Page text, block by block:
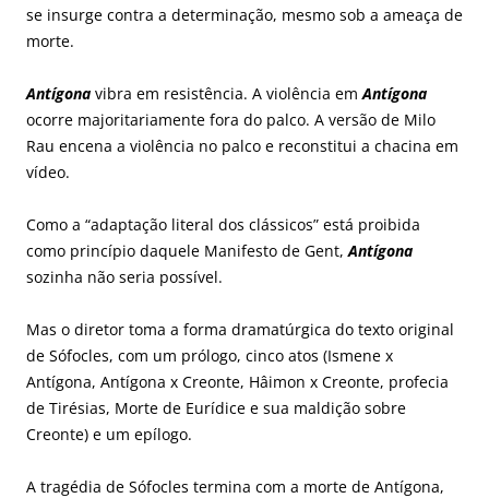
se insurge contra a determinação, mesmo sob a ameaça de
morte.
Antígona vibra em resistência. A violência emAntígona
ocorre majoritariamente fora do palco. A versão de Milo
Rau encena a violência no palco e reconstitui a chacina em
vídeo.
Como a “adaptação literal dos clássicos” está proibida
como princípio daquele Manifesto de Gent,Antígona
sozinha não seria possível.
Mas o diretor toma a forma dramatúrgica do texto original
de Sófocles, com um prólogo, cinco atos (Ismene x
Antígona, Antígona x Creonte, Hâimon x Creonte, profecia
de Tirésias, Morte de Eurídice e sua maldição sobre
Creonte) e um epílogo.
A tragédia de Sófocles termina com a morte de Antígona,